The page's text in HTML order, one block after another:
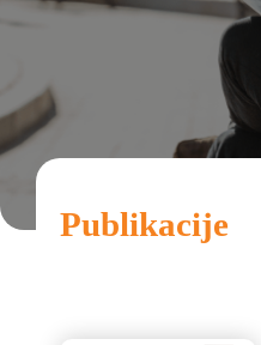
Publikacije